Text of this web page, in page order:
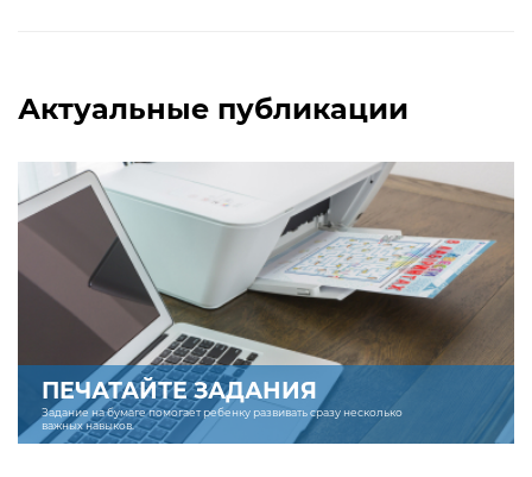
Актуальные публикации
ПЕЧАТАЙТЕ ЗАДАНИЯ
Задание на бумаге помогает ребенку развивать сразу несколько
важных навыков.